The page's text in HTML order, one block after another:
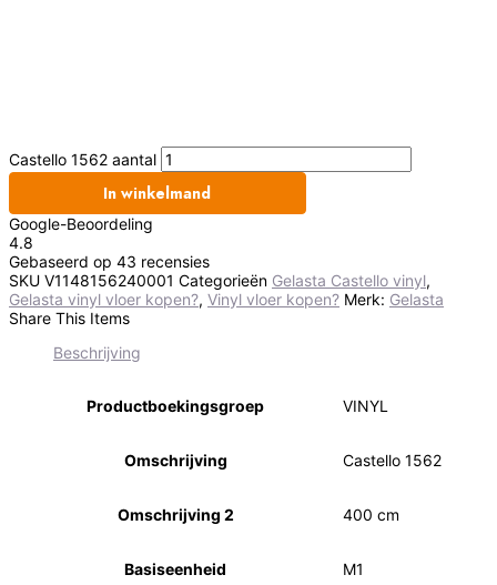
Castello 1562 aantal
In winkelmand
Google-Beoordeling
4.8
Gebaseerd op 43 recensies
SKU V1148156240001 Categorieën Gelasta Castello vinyl,
Gelasta vinyl vloer kopen?, Vinyl vloer kopen? Merk: Gelasta
Share This Items
Beschrijving
Productboekingsgroep VINYL
Omschrijving Castello 1562
Omschrijving 2 400 cm
Basiseenheid M1